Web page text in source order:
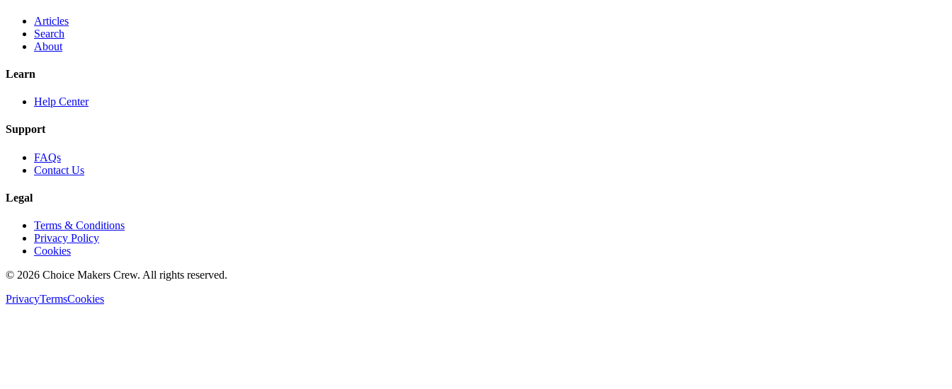
Articles
Search
About
Learn
Help Center
Support
FAQs
Contact Us
Legal
Terms & Conditions
Privacy Policy
Cookies
© 2026 Choice Makers Crew. All rights reserved.
PrivacyTermsCookies